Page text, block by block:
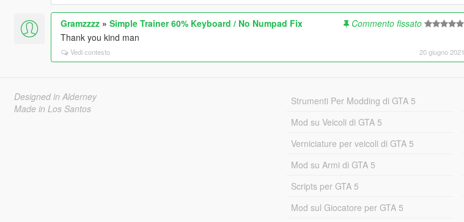
Gramzzzz» Simple Trainer 60% Keyboard / No Numpad Fix
Commento fissato
Thank you kind man
Vedi contesto 20 giugno 2021
Designed in Alderney
Made in Los Santos
Strumenti Per Modding di GTA 5
Mod su Veicoli di GTA 5
Verniciature per veicoli di GTA 5
Mod su Armi di GTA 5
Scripts per GTA 5
Mod sul Giocatore per GTA 5